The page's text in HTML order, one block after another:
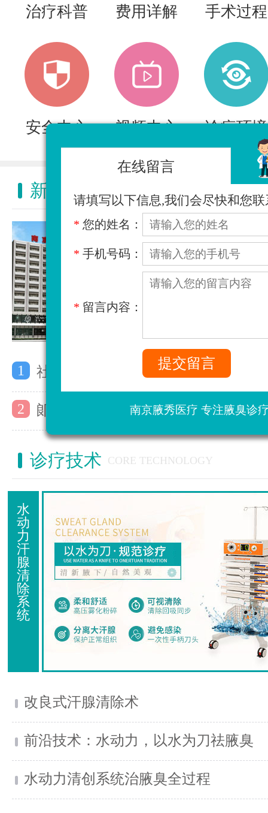
治疗科普 费用详解 手术过程
安全中心 视频中心 诊疗环境
新闻动态 NEWS ACTIVITY
1 社区活动：关注心理健康，让心灵
2 郞艺瑶主任受邀参加上海第七届全
诊疗技术 CORE TECHNOLOGY
水
动
力
汗
腺
清
除
系
统
改良式汗腺清除术
前沿技术：水动力，以水为刀祛腋臭
水动力清创系统治腋臭全过程
在线留言
请填写以下信息,我们会尽快和您联
* 您的姓名：
* 手机号码：
* 留言内容：
南京腋秀医疗 专注腋臭诊